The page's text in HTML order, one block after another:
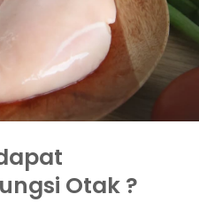
Otak ?